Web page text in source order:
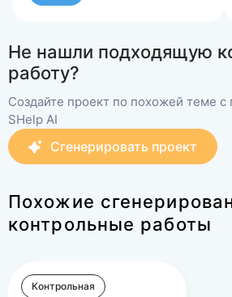
Не нашли подходящую
работу?
Создайте проект по похожей теме
SHelp AI
Сгенерировать проект
Похожие
контрольные работы
Контрольная